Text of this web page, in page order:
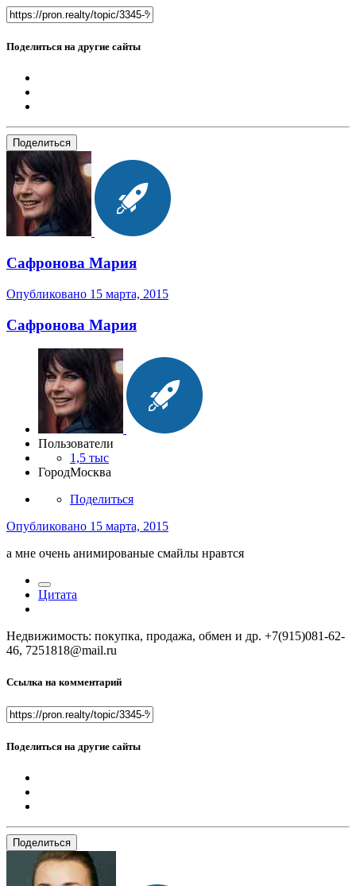
Поделиться на другие сайты
Поделиться
Сафронова Мария
Опубликовано 15 марта, 2015
Сафронова Мария
Пользователи
1,5 тыс
ГородМосква
Поделиться
Опубликовано 15 марта, 2015
а мне очень анимированые смайлы нравтся
Цитата
Недвижимость: покупка, продажа, обмен и др. +7(915)081-62-
46, 7251818@mail.ru
Ссылка на комментарий
Поделиться на другие сайты
Поделиться